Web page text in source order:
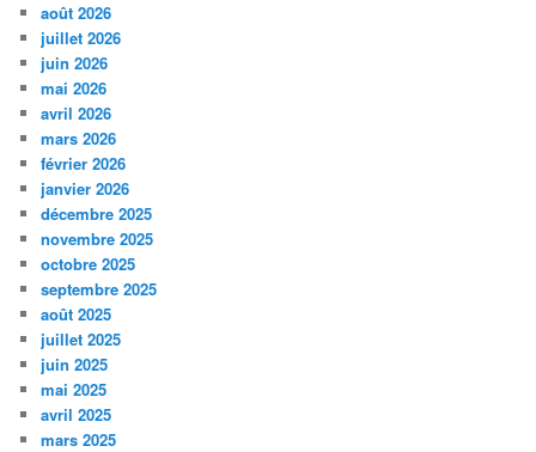
août 2026
juillet 2026
juin 2026
mai 2026
avril 2026
mars 2026
février 2026
janvier 2026
décembre 2025
novembre 2025
octobre 2025
septembre 2025
août 2025
juillet 2025
juin 2025
mai 2025
avril 2025
mars 2025